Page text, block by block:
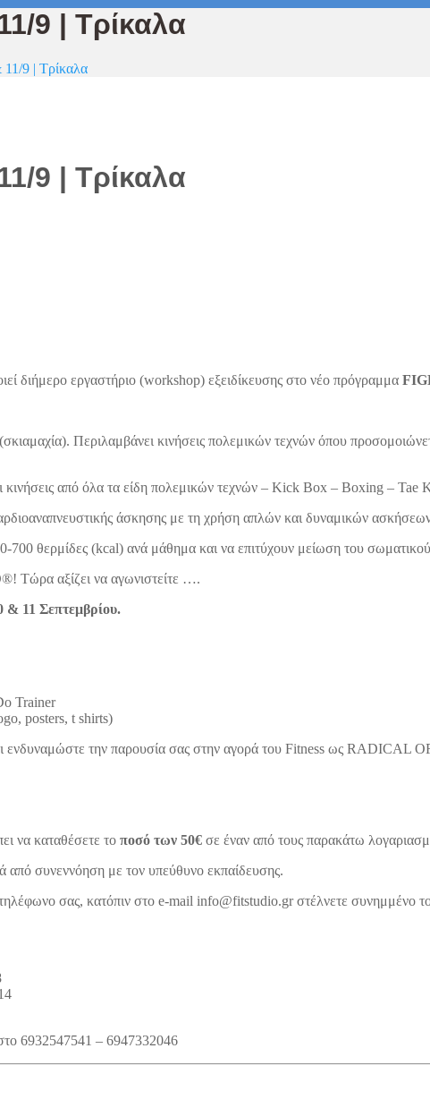
9 | Τρίκαλα
9 | Τρίκαλα
9 | Τρίκαλα
διήμερο εργαστήριο (workshop) εξειδίκευσης στο νέο πρόγραμμα
Περιλαμβάνει κινήσεις πολεμικών τεχνών όπου
κινήσεις από όλα τα είδη πολεμικών τεχνών – Kick Box – Boxing –
άσκησης με τη χρήση απλών και δυναμικών
θερμίδες (kcal) ανά μάθημα και να επιτύχουν μείωση του
Τώρα αξίζει να αγωνιστείτε ….
& 11 Σεπτεμβρίου.
Trainer
posters, t shirts)
ενδυναμώστε την παρουσία σας στην αγορά του Fitness ως
να καταθέσετε το ποσό των 50€ σε έναν από τους παρακάτω
από συνεννόηση με τον υπεύθυνο εκπαίδευσης.
σας, κατόπιν στο e-mail info@fitstudio.gr στέλνετε συνημμένο
6932547541 – 6947332046